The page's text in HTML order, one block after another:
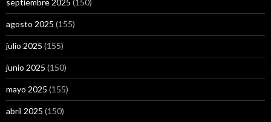
septiembre 2025 (150)
agosto 2025 (155)
julio 2025 (155)
junio 2025 (150)
mayo 2025 (155)
abril 2025 (150)